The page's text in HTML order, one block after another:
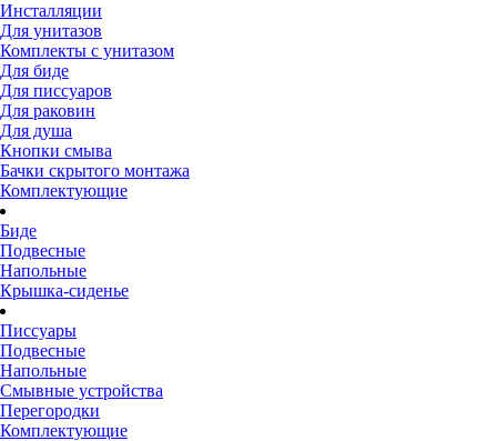
Инсталляции
Для унитазов
Комплекты с унитазом
Для биде
Для писсуаров
Для раковин
Для душа
Кнопки смыва
Бачки скрытого монтажа
Комплектующие
Биде
Подвесные
Напольные
Крышка-сиденье
Писсуары
Подвесные
Напольные
Смывные устройства
Перегородки
Комплектующие